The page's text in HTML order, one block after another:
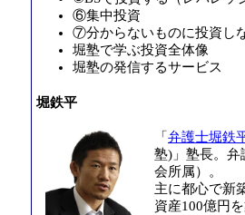
⑥集中投資
⑦分からないものに投資し
堀塾で学ぶ投資全体像
堀塾の発信するサービス
堀鉄平
「 弁護士堀鉄
塾)」塾長。弁
会所属）。
主に都心で新
資産100億円